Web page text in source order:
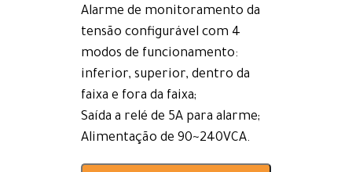
Alarme de monitoramento da
tensão configurável com 4
modos de funcionamento:
inferior, superior, dentro da
faixa e fora da faixa;
Saída a relé de 5A para alarme;
Alimentação de 90~240VCA.